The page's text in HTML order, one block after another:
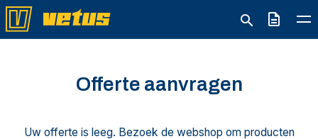
Offerte
Offerte aanvragen
Uw offerte is leeg. Bezoek de webshop om producten